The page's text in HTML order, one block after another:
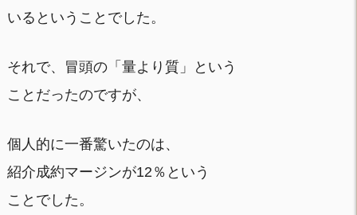
いるということでした。
それで、冒頭の「量より質」という
ことだったのですが、
個人的に一番驚いたのは、
紹介成約マージンが12％という
ことでした。